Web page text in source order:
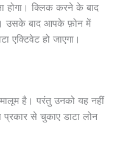
क्लिक करने के बाद
उसके बाद आपके फ़ोन में
हो जाएगा।
है। परंतु उनको यह नहीं
से चुकाए डाटा लोन